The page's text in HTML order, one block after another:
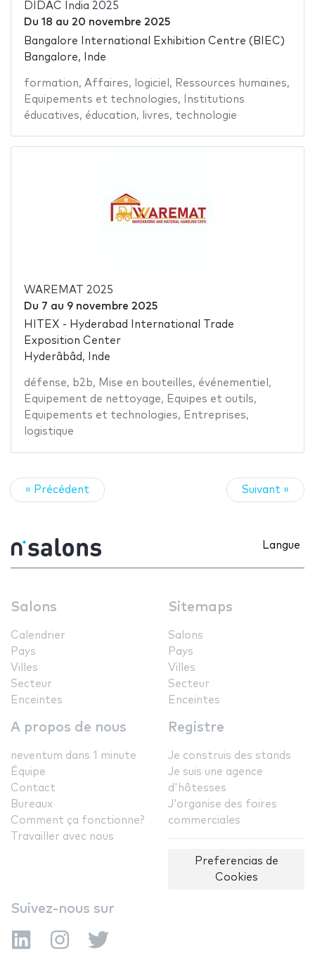
DIDAC India 2025
Du 18 au 20 novembre 2025
Bangalore International Exhibition Centre (BIEC)
Bangalore, Inde
formation, Affaires, logiciel , Ressources humaines,
Equipements et technologies,
Institutions
éducatives, éducation, livres, technologie
WAREMAT 2025
Du 7 au 9 novembre 2025
HITEX - Hyderabad International Trade
Exposition Center
Hyderâbâd, Inde
défense, b2b, Mise en bouteilles, événementiel ,
Equipement de nettoyage, Equipes et outils,
Equipements et technologies, Entreprises,
logistique
« Précédent Suivant »
Langue
Salons
Calendrier
Pays
Villes
Secteur
Enceintes
Sitemaps
Salons
Pays
Villes
Secteur
Enceintes
A propos de nous
neventum dans 1 minute
Équipe
Contact
Bureaux
Comment ça fonctionne?
Travailler avec nous
Registre
Je construis des stands
Je suis une agence
d'hôtesses
J'organise des foires
commerciales
Preferencias de
Cookies
Suivez-nous sur